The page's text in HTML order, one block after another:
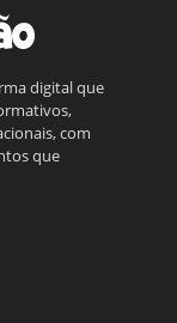
digital que
com
que